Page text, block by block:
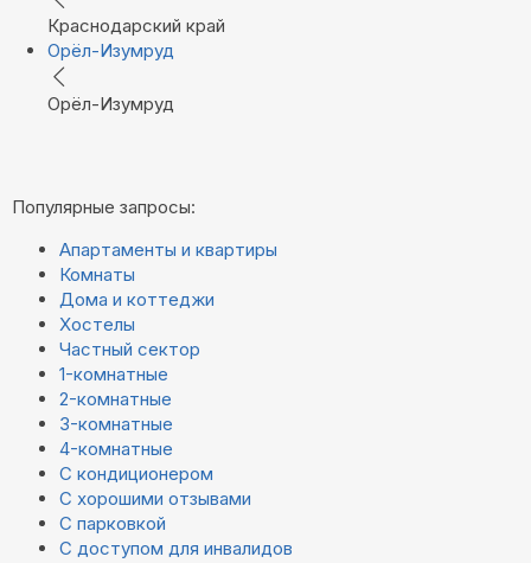
Краснодарский край
Орёл-Изумруд
Орёл-Изумруд
Популярные запросы:
Апартаменты и квартиры
Комнаты
Дома и коттеджи
Хостелы
Частный сектор
1-комнатные
2-комнатные
3-комнатные
4-комнатные
С кондиционером
С хорошими отзывами
С парковкой
С доступом для инвалидов